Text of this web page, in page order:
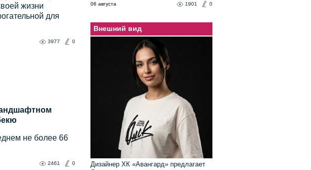
жизни
для
3977 0
не более 66
2461 0
06 августа 1901 0
Внешний вид
Дизайнер ХК «Авангард» предлагает